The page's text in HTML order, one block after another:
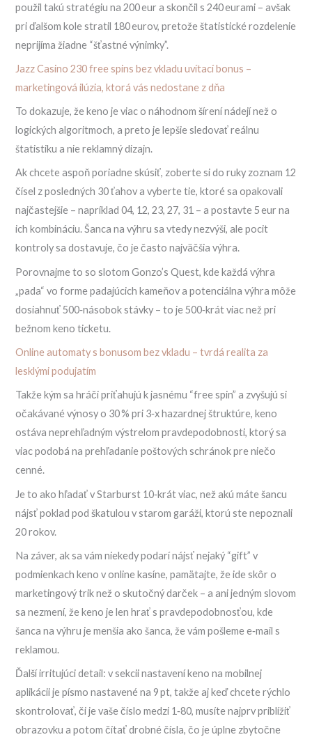
použil takú stratégiu na 200 eur a skončil s 240 eurami – avšak
pri ďalšom kole stratil 180 eurov, pretože štatistické rozdelenie
neprijíma žiadne “šťastné výnimky”.
Jazz Casino 230 free spins bez vkladu uvítací bonus –
marketingová ilúzia, ktorá vás nedostane z dňa
To dokazuje, že keno je viac o náhodnom šírení nádejí než o
logických algoritmoch, a preto je lepšie sledovať reálnu
štatistiku a nie reklamný dizajn.
Ak chcete aspoň poriadne skúsiť, zoberte si do ruky zoznam 12
čísel z posledných 30 ťahov a vyberte tie, ktoré sa opakovali
najčastejšie – napríklad 04, 12, 23, 27, 31 – a postavte 5 eur na
ich kombináciu. Šanca na výhru sa vtedy nezvýši, ale pocit
kontroly sa dostavuje, čo je často najväčšia výhra.
Porovnajme to so slotom Gonzo’s Quest, kde každá výhra
„pada“ vo forme padajúcich kameňov a potenciálna výhra môže
dosiahnuť 500‑násobok stávky – to je 500‑krát viac než pri
bežnom keno ticketu.
Online automaty s bonusom bez vkladu – tvrdá realita za
lesklými podujatím
Takže kým sa hráči priťahujú k jasnému “free spin” a zvyšujú si
očakávané výnosy o 30 % pri 3‑x hazardnej štruktúre, keno
ostáva neprehľadným výstrelom pravdepodobnosti, ktorý sa
viac podobá na prehľadanie poštových schránok pre niečo
cenné.
Je to ako hľadať v Starburst 10‑krát viac, než akú máte šancu
nájsť poklad pod škatulou v starom garáži, ktorú ste nepoznali
20 rokov.
Na záver, ak sa vám niekedy podarí nájsť nejaký “gift” v
podmienkach keno v online kasíne, pamätajte, že ide skôr o
marketingový trik než o skutočný darček – a ani jedným slovom
sa nezmení, že keno je len hrať s pravdepodobnosťou, kde
šanca na výhru je menšia ako šanca, že vám pošleme e‑mail s
reklamou.
Ďalší irritujúci detail: v sekcii nastavení keno na mobilnej
aplikácii je písmo nastavené na 9 pt, takže aj keď chcete rýchlo
skontrolovať, či je vaše číslo medzi 1‑80, musíte najprv priblížiť
obrazovku a potom čítať drobné čísla, čo je úplne zbytočne